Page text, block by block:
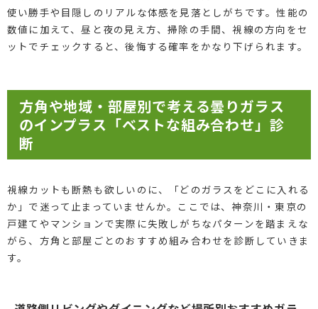
使い勝手や目隠しのリアルな体感を見落としがちです。性能の
数値に加えて、昼と夜の見え方、掃除の手間、視線の方向をセ
ットでチェックすると、後悔する確率をかなり下げられます。
方角や地域・部屋別で考える曇りガラス
のインプラス「ベストな組み合わせ」診
断
視線カットも断熱も欲しいのに、「どのガラスをどこに入れる
か」で迷って止まっていませんか。ここでは、神奈川・東京の
戸建てやマンションで実際に失敗しがちなパターンを踏まえな
がら、方角と部屋ごとのおすすめ組み合わせを診断していきま
す。